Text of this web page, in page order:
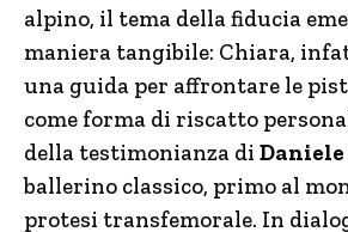
alpino, il tema della fiducia
maniera tangibile: Chiara,
una guida per affrontare le
come forma di riscatto
della testimonianza di
ballerino classico, primo al
protesi transfemorale. In